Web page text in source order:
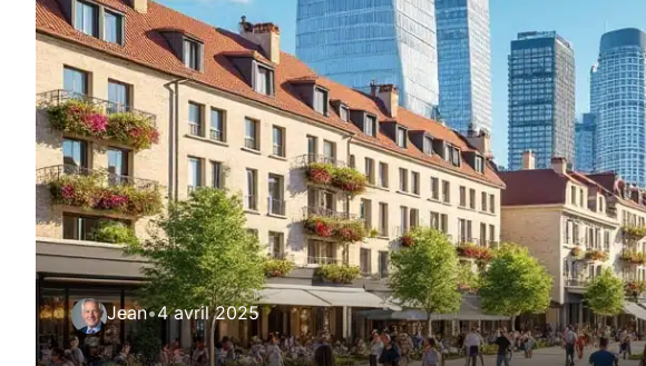
Jean•4 avril 2025